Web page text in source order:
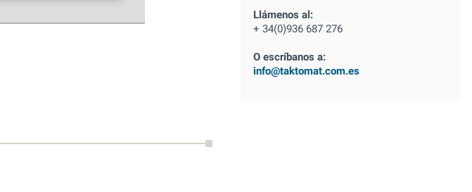
Llámenos al:
+ 34(0)936 687 276
O escríbanos a:
info@taktomat.com.es